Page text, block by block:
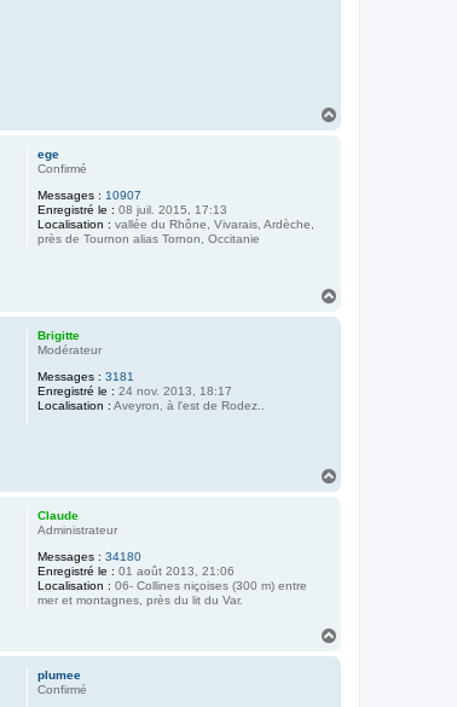
ege
Confirmé
Messages : 10907
Enregistré le : 08 juil. 2015, 17:13
Localisation : vallée du Rhône, Vivarais, Ardèche,
près de Tournon alias Tornon, Occitanie
Brigitte
Modérateur
Messages : 3181
Enregistré le : 24 nov. 2013, 18:17
Localisation : Aveyron, à l'est de Rodez..
Claude
Administrateur
Messages : 34180
Enregistré le : 01 août 2013, 21:06
Localisation : 06- Collines niçoises (300 m) entre
mer et montagnes, près du lit du Var.
plumee
Confirmé